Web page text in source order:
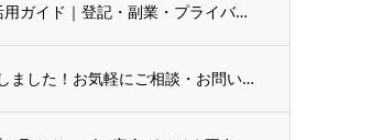
6月のオススメコラムは「府中のバーチャルオフィス活用ガイド｜登記・副業・プライバシー保...
バーチャルオフィス「京都北区」が新規オープンいたしました！お気軽にご相談・お問い合わせ...